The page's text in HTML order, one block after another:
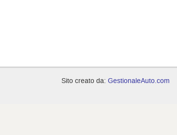
Sito creato da: GestionaleAuto.com